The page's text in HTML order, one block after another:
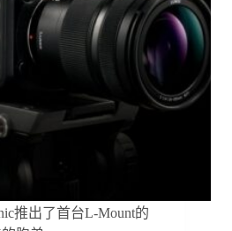
推出了首台L-Mount的